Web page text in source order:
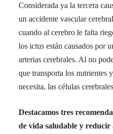
Considerada ya la tercera
un accidente vascular
cuando al cerebro le falta
los ictus están causados por
arterias cerebrales. Al no
que transporta los nutrientes
necesita, las células
Destacamos tres
de vida saludable y reducir